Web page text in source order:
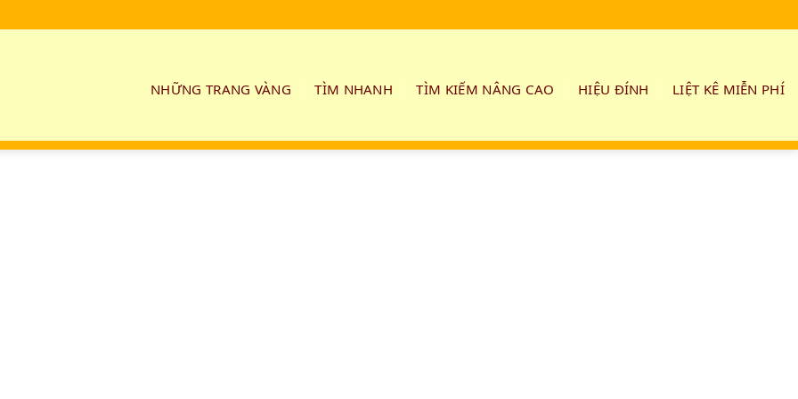
NHỮNG TRANG VÀNG TÌM NHANH TÌM KIẾM NÂNG CAO HIỆU ĐÍNH LIỆT KÊ MIỄN PHÍ